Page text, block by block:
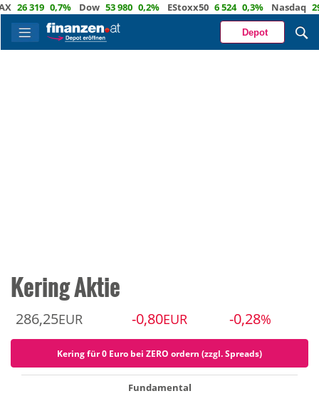
26 319 0,7% Dow 53 980 0,2% EStoxx50 6 524 0,3% Nasdaq 29
Depot
Kering Aktie
286,25EUR -0,80EUR -0,28%
Kering für 0 Euro bei ZERO ordern (zzgl. Spreads)
Fundamental